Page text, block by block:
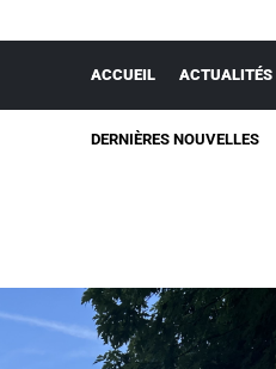
ACCUEIL ACTUALITÉS
DERNIÈRES NOUVELLES